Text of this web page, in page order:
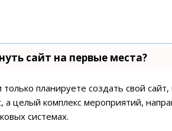
сайт на первые места?
планируете создать свой
а целый комплекс мероприятий,
системах.